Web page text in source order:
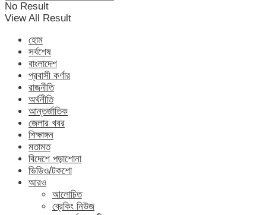
No Result
View All Result
হোম
সর্বশেষ
বাংলাদেশ
প্রবাসী কর্ণার
রাজনীতি
অর্থনীতি
আন্তর্জাতিক
জেলার খবর
শিক্ষাঙ্গন
মতামত
বিদেশে পড়াশোনা
ভিডিও/টকশো
আরও
আলোচিত
ব্রেকিং নিউজ